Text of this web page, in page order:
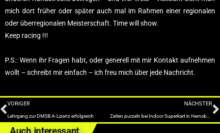
mich dort früher oder später auch mal im Rahmen einer regionalen
oder überregionalen Meisterschaft. Time will show.
Keep racing !!!
P.S.: Wenn ihr Fragen habt, oder generell mit mir Kontakt aufnehmen
wollt – schreibt mir einfach – ich freu mich über jede Nachricht.
VORIGER
Lehrgang zur DMSB A-Lizenz erfolgreich
NÄCHSTER
Zeiten purzeln bei Indoor Superkart in Hemsbach